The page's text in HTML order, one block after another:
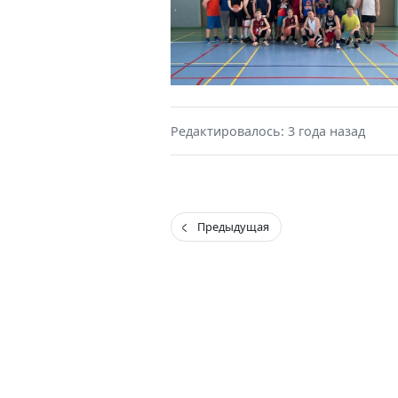
Редактировалось: 3 года назад
Предыдущая